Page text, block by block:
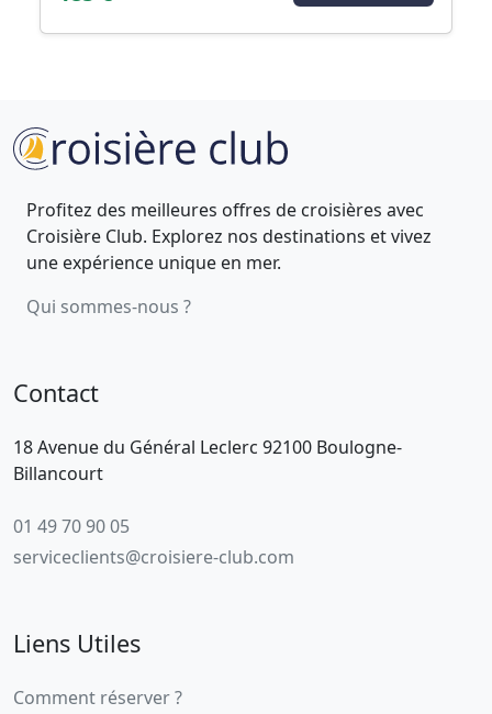
Profitez des meilleures offres de croisières avec
Croisière Club. Explorez nos destinations et vivez
une expérience unique en mer.
Qui sommes-nous ?
Contact
18 Avenue du Général Leclerc 92100 Boulogne-
Billancourt
01 49 70 90 05
serviceclients@croisiere-club.com
Liens Utiles
Comment réserver ?